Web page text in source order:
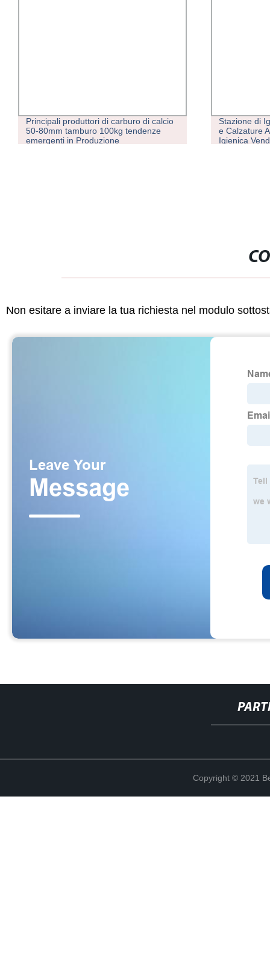
Principali produttori di carburo di calcio
50-80mm tamburo 100kg tendenze
emergenti in Produzione
Stazione di
e Calzature
Igienica
Non esitare a inviare la tua richiesta nel modulo
Copyright © 2021